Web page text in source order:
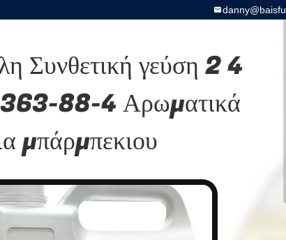
Συνθετική γεύση 2 4
88-4 Αρωματικά
μπάρμπεκιου